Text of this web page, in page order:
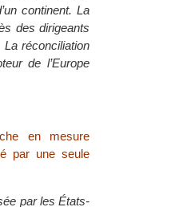
continent. La
des dirigeants
La réconciliation
de l’Europe
en mesure
par une seule
par les États-